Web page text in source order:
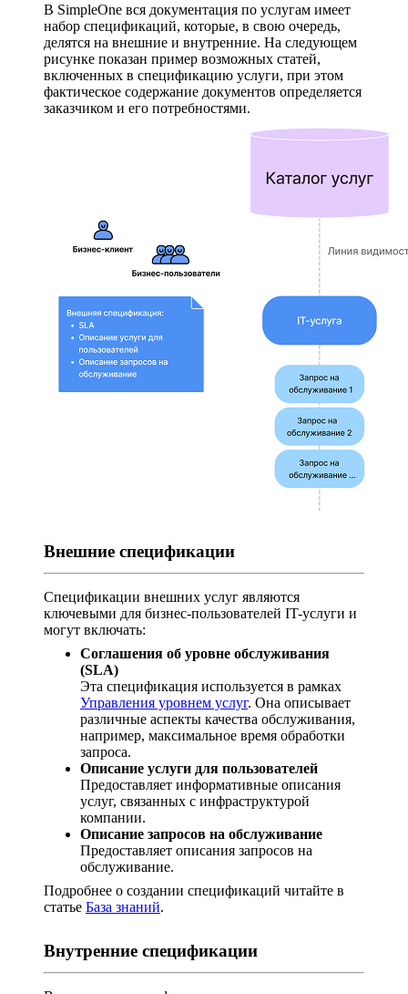
В SimpleOne вся документация по услугам имеет
набор спецификаций, которые, в свою очередь,
делятся на внешние и внутренние. На следующем
рисунке показан пример возможных статей,
включенных в спецификацию услуги, при этом
фактическое содержание документов определяется
заказчиком и его потребностями.
Внешние спецификации
Спецификации внешних услуг являются
ключевыми для бизнес-пользователей IT-услуги и
могут включать:
Соглашения об уровне обслуживания
(SLA)
Эта спецификация используется в рамках
Управления уровнем услуг. Она описывает
различные аспекты качества обслуживания,
например, максимальное время обработки
запроса.
Описание услуги для пользователей
Предоставляет информативные описания
услуг, связанных с инфраструктурой
компании.
Описание запросов на обслуживание
Предоставляет описания запросов на
обслуживание.
Подробнее о создании спецификаций читайте в
статье База знаний.
Внутренние спецификации